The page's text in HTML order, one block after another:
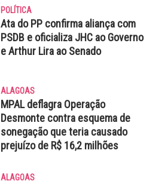
POLÍTICA
Ata do PP confirma aliança com
PSDB e oficializa JHC ao Governo
e Arthur Lira ao Senado
ALAGOAS
MPAL deflagra Operação
Desmonte contra esquema de
sonegação que teria causado
prejuízo de R$ 16,2 milhões
ALAGOAS